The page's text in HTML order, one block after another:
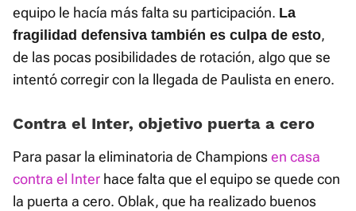
equipo le hacía más falta su participación. La
fragilidad defensiva también es culpa de esto,
de las pocas posibilidades de rotación, algo que se
intentó corregir con la llegada de Paulista en enero.
Contra el Inter, objetivo puerta a cero
Para pasar la eliminatoria de Championsen casa
contra el Inter hace falta que el equipo se quede con
la puerta a cero. Oblak, que ha realizado buenos